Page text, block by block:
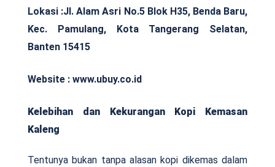
Lokasi :Jl. Alam Asri No.5 Blok H35, Benda Baru,
Kec. Pamulang, Kota Tangerang Selatan,
Banten 15415
Website : www.ubuy.co.id
Kelebihan dan Kekurangan Kopi Kemasan
Kaleng
Tentunya bukan tanpa alasan kopi dikemas dalam